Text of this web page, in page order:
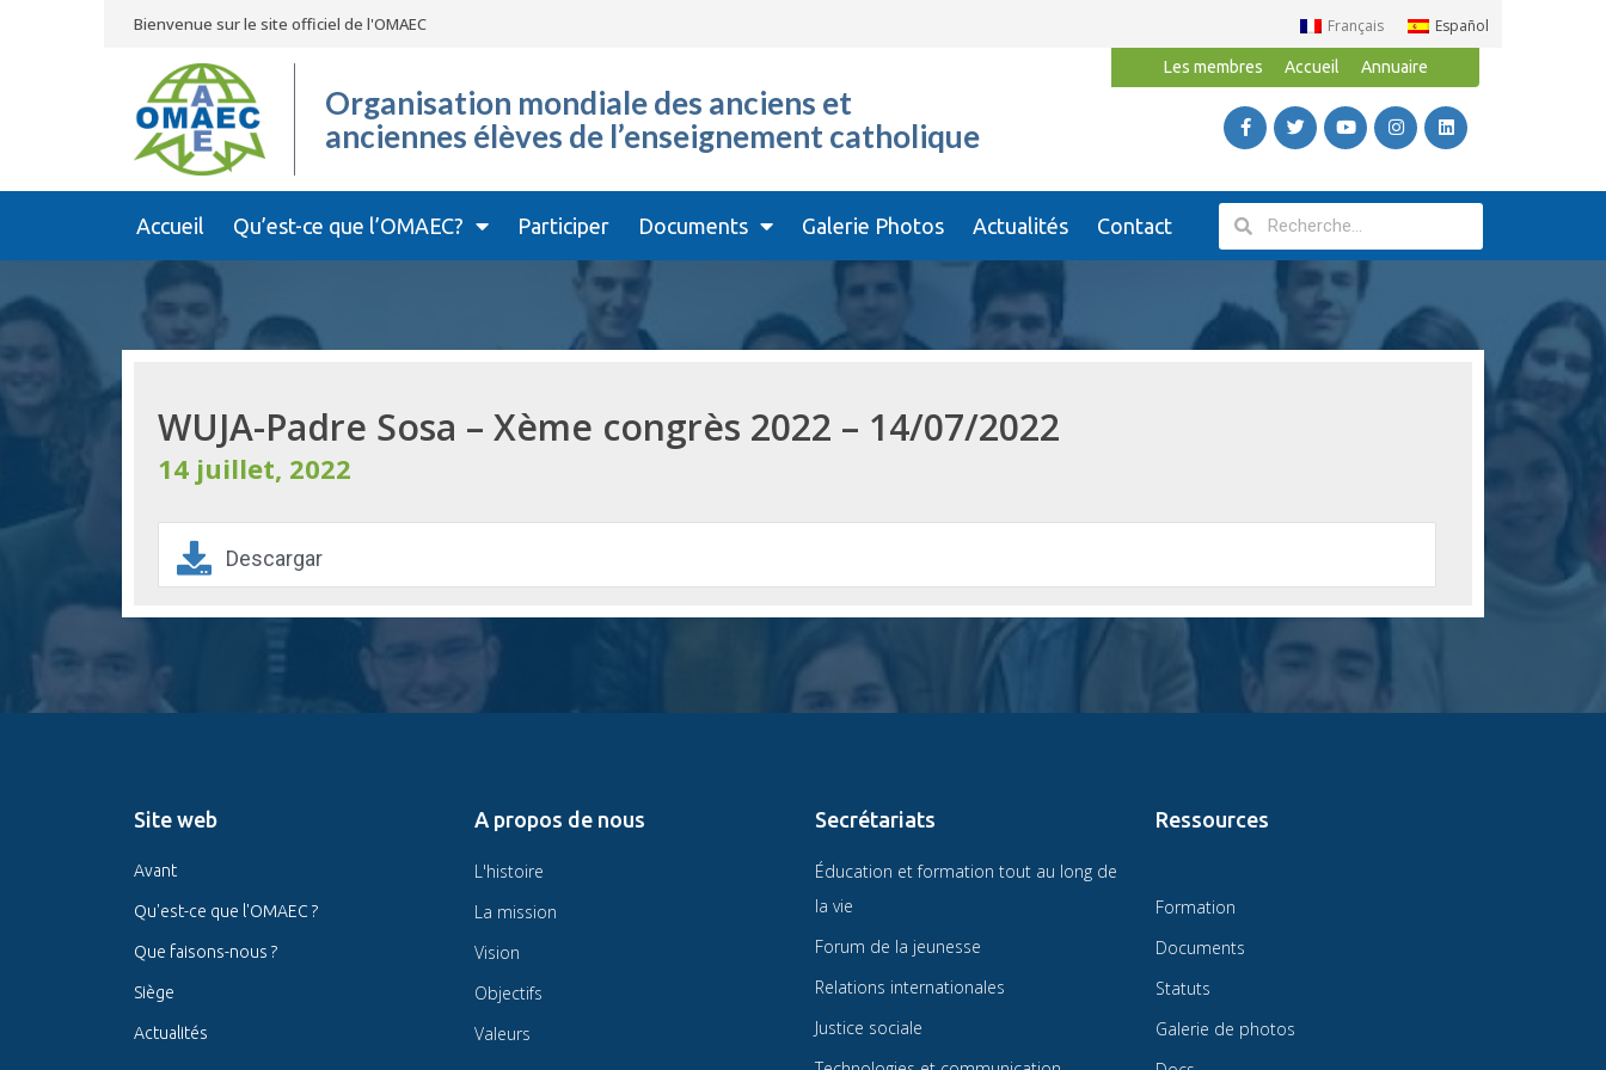
Bienvenue sur le site officiel de l'OMAEC Français Español
Organisation mondiale des anciens et
anciennes élèves de l’enseignement catholique
Les membres Accueil Annuaire
Accueil Qu’est-ce que l’OMAEC? Participer Documents Galerie Photos Actualités Contact
WUJA-Padre Sosa – Xème congrès 2022 – 14/07/2022
14 juillet, 2022
Descargar
Site web
Avant
Qu'est-ce que l'OMAEC ?
Que faisons-nous ?
Siège
Actualités
A propos de nous
L'histoire
La mission
Vision
Objectifs
Valeurs
Secrétariats
Éducation et formation tout au long de
la vie
Forum de la jeunesse
Relations internationales
Justice sociale
Ressources
Formation
Documents
Statuts
Galerie de photos